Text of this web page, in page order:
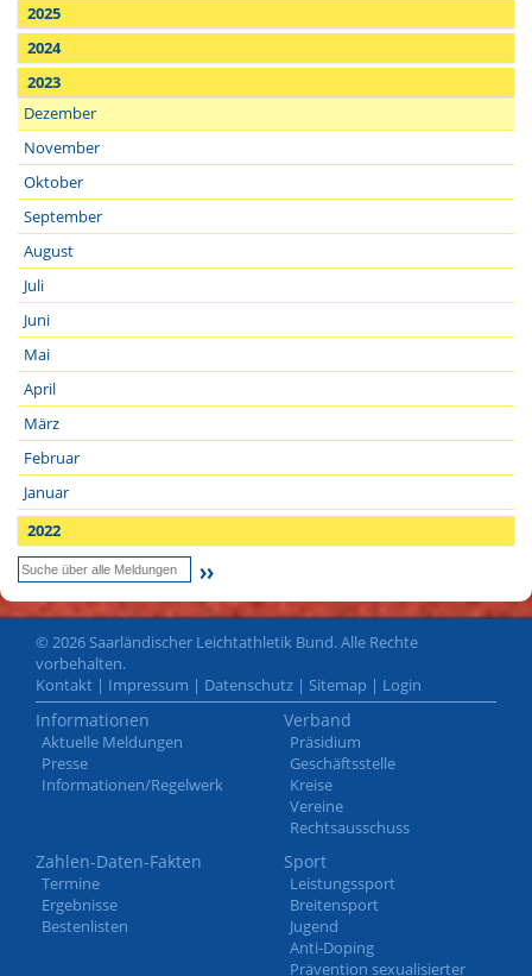
2025
2024
2023
Dezember
November
Oktober
September
August
Juli
Juni
Mai
April
März
Februar
Januar
2022
© 2026 Saarländischer Leichtathletik Bund. Alle Rechte
vorbehalten.
Kontakt | Impressum | Datenschutz | Sitemap | Login
Informationen
Aktuelle Meldungen
Presse
Informationen/Regelwerk
Verband
Präsidium
Geschäftsstelle
Kreise
Vereine
Rechtsausschuss
Zahlen-Daten-Fakten
Termine
Ergebnisse
Bestenlisten
Sport
Leistungssport
Breitensport
Jugend
Anti-Doping
Prävention sexualisierter